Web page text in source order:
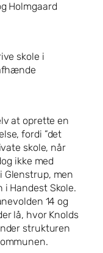
Holmgaard
skole i
at oprette en
fordi ”det
skole, når
ikke med
Glenstrup, men
Handest Skole.
14 og
lå, hvor Knolds
strukturen